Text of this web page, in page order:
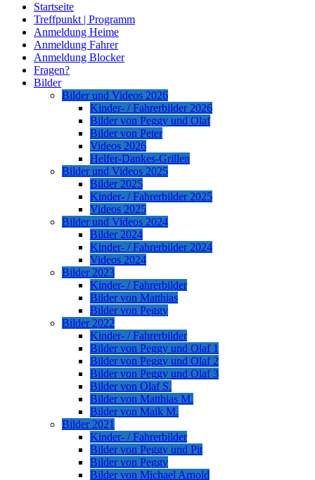
Startseite
Treffpunkt | Programm
Anmeldung Heime
Anmeldung Fahrer
Anmeldung Blocker
Fragen?
Bilder
Bilder und Videos 2026
Kinder- / Fahrerbilder 2026
Bilder von Peggy und Olaf
Bilder von Peter
Videos 2026
Helfer-Dankes-Grillen
Bilder und Videos 2025
Bilder 2025
Kinder- / Fahrerbilder 2025
Videos 2025
Bilder und Videos 2024
Bilder 2024
Kinder- / Fahrerbilder 2024
Videos 2024
Bilder 2023
Kinder- / Fahrerbilder
Bilder von Matthias
Bilder von Peggy
Bilder 2022
Kinder- / Fahrerbilder
Bilder von Peggy und Olaf 1
Bilder von Peggy und Olaf 2
Bilder von Peggy und Olaf 3
Bilder von Olaf S.
Bilder von Matthias M.
Bilder von Maik M.
Bilder 2021
Kinder- / Fahrerbilder
Bilder von Peggy und Pit
Bilder von Peggy
Bilder von Michael Arnold